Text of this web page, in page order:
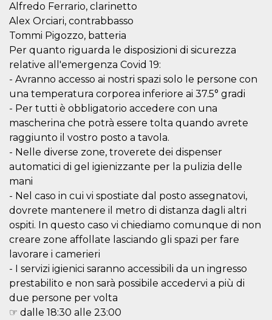
Alfredo Ferrario, clarinetto
Alex Orciari, contrabbasso
Tommi Pigozzo, batteria
Per quanto riguarda le disposizioni di sicurezza
relative all'emergenza Covid 19:
- Avranno accesso ai nostri spazi solo le persone con
una temperatura corporea inferiore ai 37.5° gradi
- Per tutti è obbligatorio accedere con una
mascherina che potrà essere tolta quando avrete
raggiunto il vostro posto a tavola.
- Nelle diverse zone, troverete dei dispenser
automatici di gel igienizzante per la pulizia delle
mani
- Nel caso in cui vi spostiate dal posto assegnatovi,
dovrete mantenere il metro di distanza dagli altri
ospiti. In questo caso vi chiediamo comunque di non
creare zone affollate lasciando gli spazi per fare
lavorare i camerieri
- I servizi igienici saranno accessibili da un ingresso
prestabilito e non sarà possibile accedervi a più di
due persone per volta
☞ dalle 18:30 alle 23:00
per un utente
m
Stripe
m.stripe.com
1 anno 1
Questo cookie
generalmente
prestazioni e
l'ottimizzazione
dei servizi di
facilitando la
memorizzazione
dei contenuti
pagine più
veloci.
CookieScriptConsent
CookieScript
4
2 giorni
Questo cookie
viene utilizzato
dal servizio
ricordare le
preferenze di
consenso sui
cookie dei